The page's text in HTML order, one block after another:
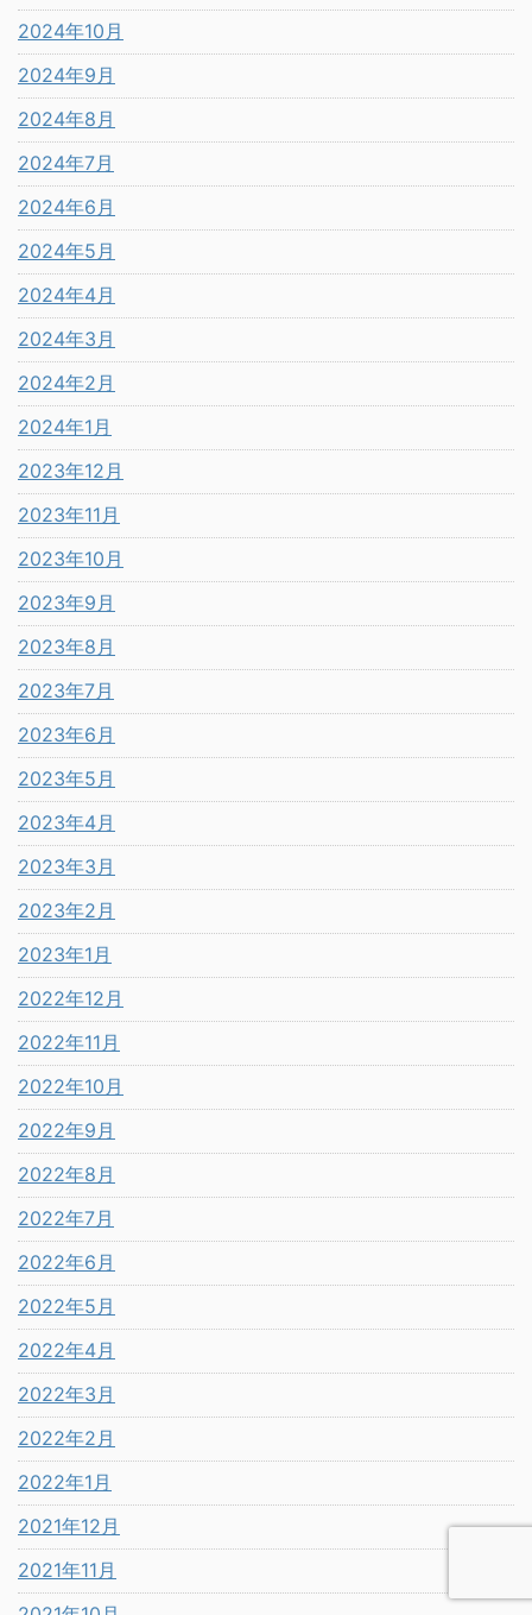
2024年10月
2024年9月
2024年8月
2024年7月
2024年6月
2024年5月
2024年4月
2024年3月
2024年2月
2024年1月
2023年12月
2023年11月
2023年10月
2023年9月
2023年8月
2023年7月
2023年6月
2023年5月
2023年4月
2023年3月
2023年2月
2023年1月
2022年12月
2022年11月
2022年10月
2022年9月
2022年8月
2022年7月
2022年6月
2022年5月
2022年4月
2022年3月
2022年2月
2022年1月
2021年12月
2021年11月